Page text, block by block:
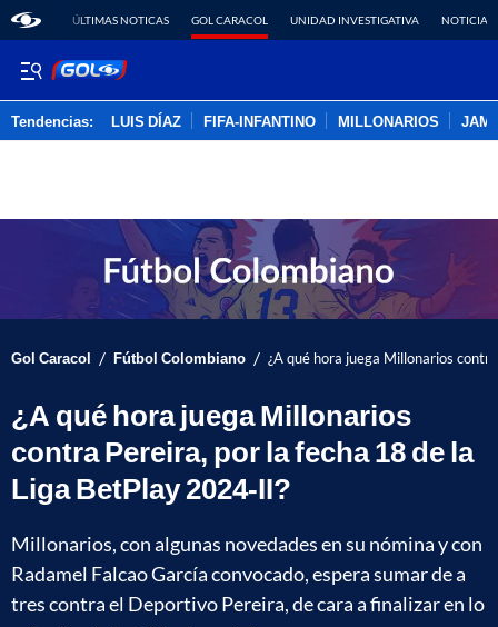
ÚLTIMAS NOTICAS GOL CARACOL UNIDAD INVESTIGATIVA NOTICIAS
Tendencias: LUIS DÍAZ FIFA-INFANTINO MILLONARIOS
Gol Caracol / Fútbol Colombiano / ¿A qué hora juega Millonarios
¿A qué hora juega Millonarios
contra Pereira, por la fecha 18 de la
Liga BetPlay 2024-II?
Millonarios, con algunas novedades en su nómina y con
Radamel Falcao García convocado, espera sumar de a
tres contra el Deportivo Pereira, de cara a finalizar en lo